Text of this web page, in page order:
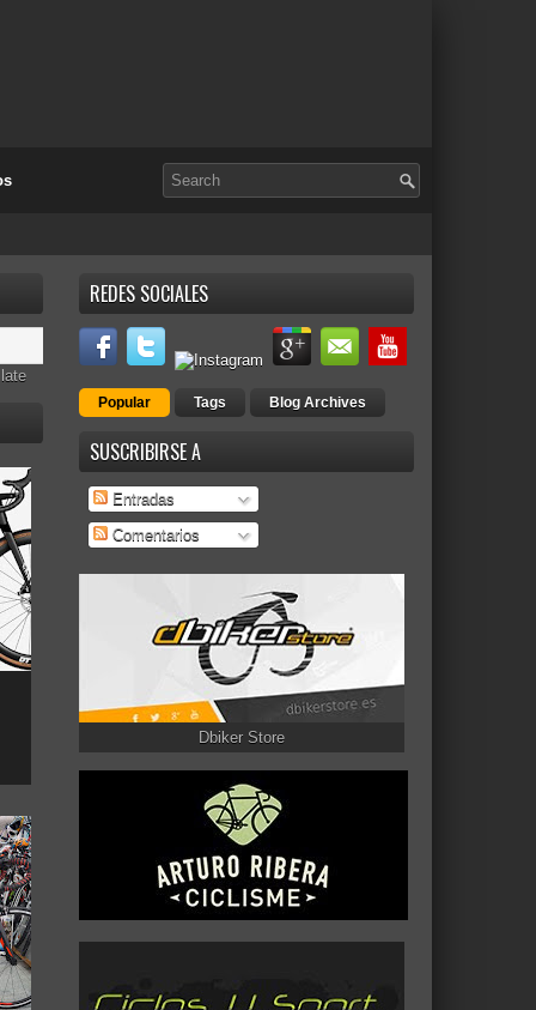
REDES SOCIALES
Popular Tags Blog Archives
SUSCRIBIRSE A
Entradas
Comentarios
Dbiker Store